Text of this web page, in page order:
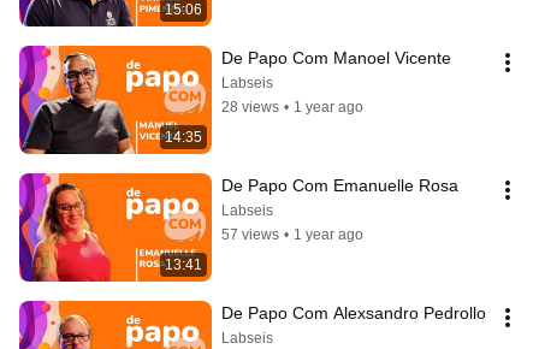
15:06
14:35
De Papo Com Manoel Vicente
Labseis
28 views • 1 year ago
13:41
De Papo Com Emanuelle Rosa
Labseis
57 views • 1 year ago
De Papo Com Alexsandro Pedrollo
Labseis